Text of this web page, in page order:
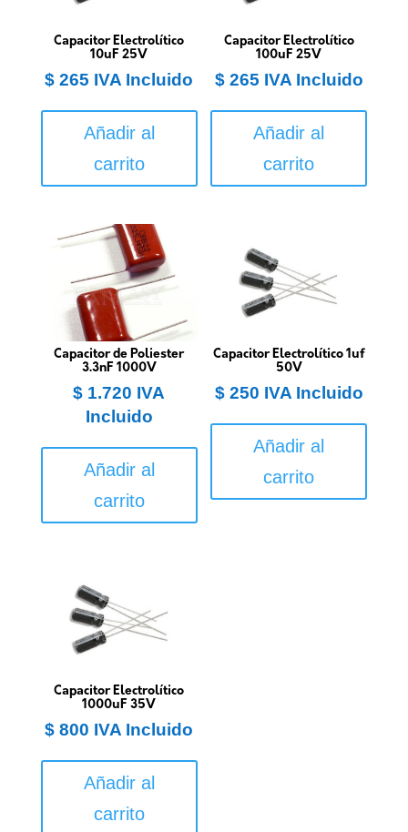
Capacitor Electrolítico
10uF 25V
$ 265 IVA Incluido
Añadir al
carrito
Capacitor Electrolítico
100uF 25V
$265 IVA Incluido
Añadir al
carrito
Capacitor de Poliester
3.3nF 1000V
$ 1.720 IVA
Incluido
Añadir al
carrito
Capacitor Electrolítico 1uf
50V
$250 IVA Incluido
Añadir al
carrito
Capacitor Electrolítico
1000uF 35V
$ 800 IVA Incluido
Añadir al
carrito